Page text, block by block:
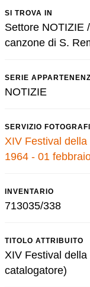
SI TROVA IN
Settore NOTIZIE
canzone di S.
SERIE
NOTIZIE
SERVIZIO
XIV Festival
1964 - 01
INVENTARIO
713035/338
TITOLO ATTRIBUITO
XIV Festival
catalogatore)